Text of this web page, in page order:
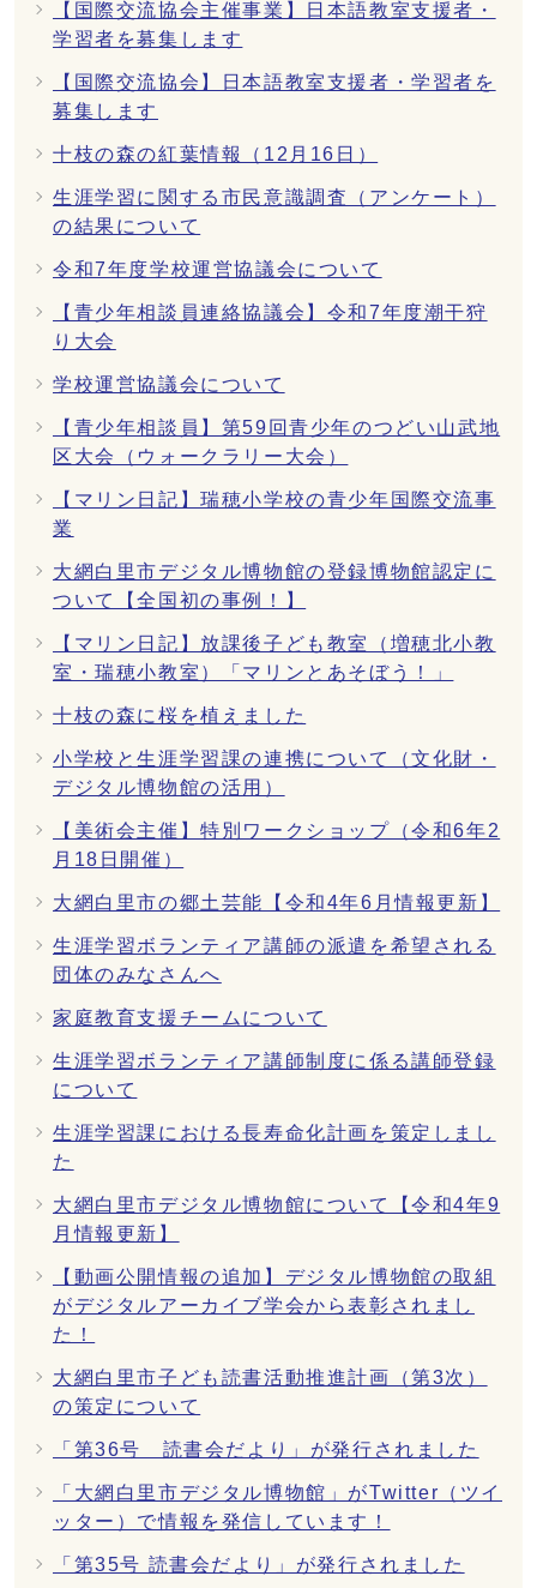
【国際交流協会主催事業】日本語教室支援者・
学習者を募集します
【国際交流協会】日本語教室支援者・学習者を
募集します
十枝の森の紅葉情報（12月16日）
生涯学習に関する市民意識調査（アンケート）
の結果について
令和7年度学校運営協議会について
【青少年相談員連絡協議会】令和7年度潮干狩
り大会
学校運営協議会について
【青少年相談員】第59回青少年のつどい山武地
区大会（ウォークラリー大会）
【マリン日記】瑞穂小学校の青少年国際交流事
業
大網白里市デジタル博物館の登録博物館認定に
ついて【全国初の事例！】
【マリン日記】放課後子ども教室（増穂北小教
室・瑞穂小教室）「マリンとあそぼう！」
十枝の森に桜を植えました
小学校と生涯学習課の連携について（文化財・
デジタル博物館の活用）
【美術会主催】特別ワークショップ（令和6年2
月18日開催）
大網白里市の郷土芸能【令和4年6月情報更新】
生涯学習ボランティア講師の派遣を希望される
団体のみなさんへ
家庭教育支援チームについて
生涯学習ボランティア講師制度に係る講師登録
について
生涯学習課における長寿命化計画を策定しまし
た
大網白里市デジタル博物館について【令和4年9
月情報更新】
【動画公開情報の追加】デジタル博物館の取組
がデジタルアーカイブ学会から表彰されまし
た！
大網白里市子ども読書活動推進計画（第3次）
の策定について
「第36号 読書会だより」が発行されました
「大網白里市デジタル博物館」がTwitter（ツイ
ッター）で情報を発信しています！
「第35号 読書会だより」が発行されました